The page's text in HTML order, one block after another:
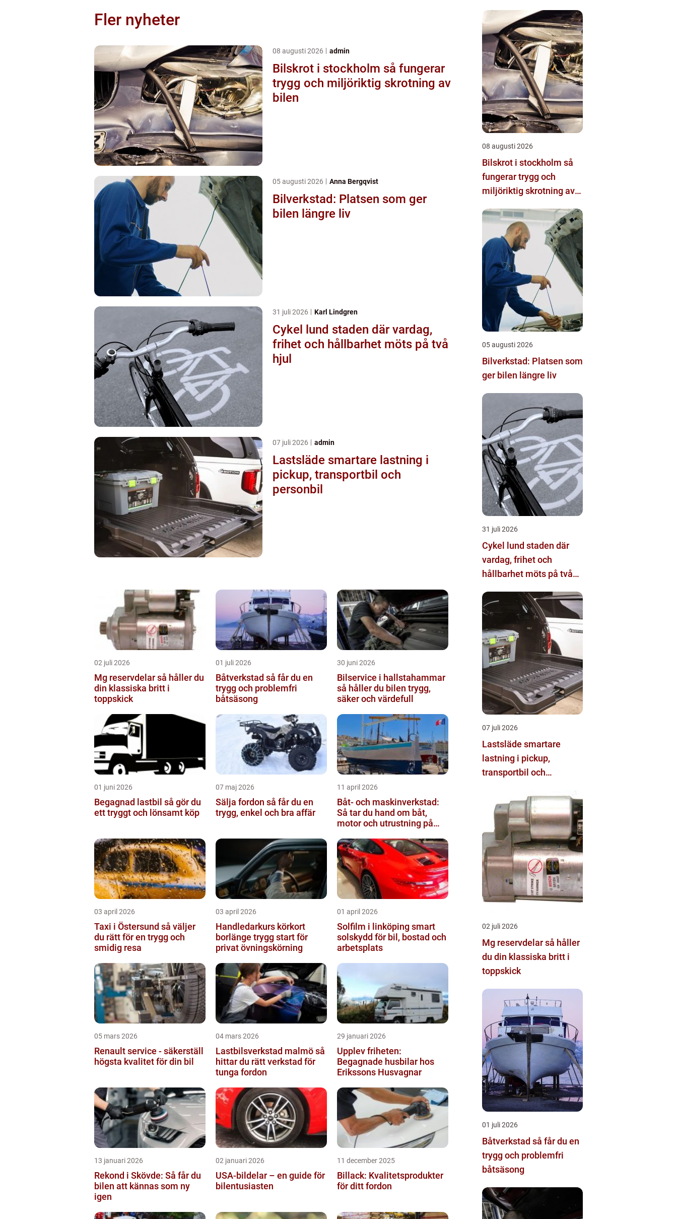
Fler nyheter
08 augusti 2026 admin
Bilskrot i stockholm så fungerar
trygg och miljöriktig skrotning av
bilen
05 augusti 2026 Anna Bergqvist
Bilverkstad: Platsen som ger
bilen längre liv
31 juli 2026 Karl Lindgren
Cykel lund staden där vardag,
frihet och hållbarhet möts på två
hjul
07 juli 2026 admin
Lastsläde smartare lastning i
pickup, transportbil och
personbil
02 juli 2026
Mg reservdelar så håller du
din klassiska britt i
toppskick
01 juli 2026
Båtverkstad så får du en
trygg och problemfri
båtsäsong
30 juni 2026
Bilservice i hallstahammar
så håller du bilen trygg,
säker och värdefull
01 juni 2026
Begagnad lastbil så gör du
ett tryggt och lönsamt köp
07 maj 2026
Sälja fordon så får du en
trygg, enkel och bra affär
11 april 2026
Båt- och maskinverkstad:
Så tar du hand om båt,
motor och utrustning på
03 april 2026
Taxi i Östersund så väljer
du rätt för en trygg och
smidig resa
03 april 2026
Handledarkurs körkort
borlänge trygg start för
privat övningskörning
01 april 2026
Solfilm i linköping smart
solskydd för bil, bostad och
arbetsplats
05 mars 2026
Renault service - säkerställ
högsta kvalitet för din bil
04 mars 2026
Lastbilsverkstad malmö så
hittar du rätt verkstad för
tunga fordon
29 januari 2026
Upplev friheten:
Begagnade husbilar hos
Erikssons Husvagnar
13 januari 2026
Rekond i Skövde: Så får du
bilen att kännas som ny
igen
02 januari 2026
USA-bildelar – en guide för
bilentusiasten
11 december 2025
Billack: Kvalitetsprodukter
för ditt fordon
08 augusti 2026
Bilskrot i stockholm så
fungerar trygg och
miljöriktig skrotning av
05 augusti 2026
Bilverkstad: Platsen som
ger bilen längre liv
31 juli 2026
Cykel lund staden där
vardag, frihet och
hållbarhet möts på två
07 juli 2026
Lastsläde smartare
lastning i pickup,
transportbil och
02 juli 2026
Mg reservdelar så håller
du din klassiska britt i
toppskick
01 juli 2026
Båtverkstad så får du en
trygg och problemfri
båtsäsong